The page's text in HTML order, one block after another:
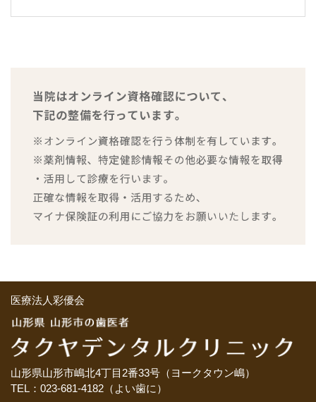
医療法人彩優会
山形県山形市嶋北4丁目2番33号（ヨークタウン嶋）
TEL：023-681-4182（よい歯に）